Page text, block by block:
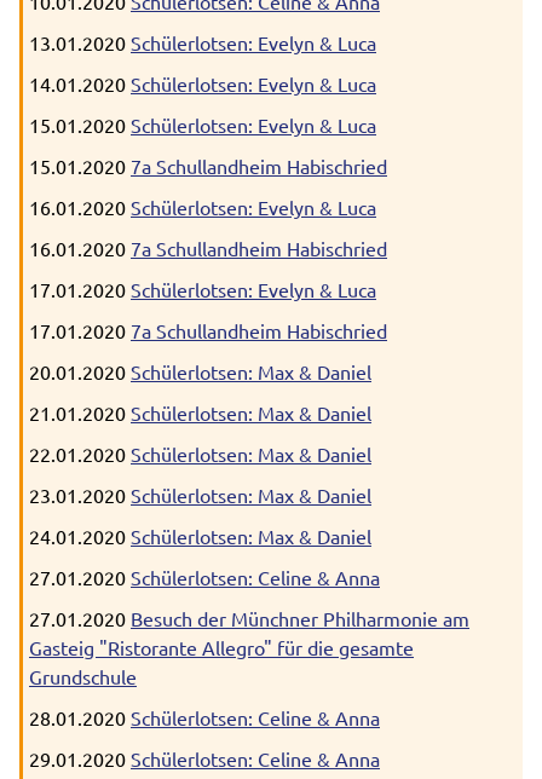
13.01.2020 Schülerlotsen: Evelyn & Luca
14.01.2020 Schülerlotsen: Evelyn & Luca
15.01.2020 Schülerlotsen: Evelyn & Luca
15.01.2020 7a Schullandheim Habischried
16.01.2020 Schülerlotsen: Evelyn & Luca
16.01.2020 7a Schullandheim Habischried
17.01.2020 Schülerlotsen: Evelyn & Luca
17.01.2020 7a Schullandheim Habischried
20.01.2020 Schülerlotsen: Max & Daniel
21.01.2020 Schülerlotsen: Max & Daniel
22.01.2020 Schülerlotsen: Max & Daniel
23.01.2020 Schülerlotsen: Max & Daniel
24.01.2020 Schülerlotsen: Max & Daniel
27.01.2020 Schülerlotsen: Celine & Anna
27.01.2020 Besuch der Münchner Philharmonie am
Gasteig "Ristorante Allegro" für die gesamte
Grundschule
28.01.2020 Schülerlotsen: Celine & Anna
29.01.2020 Schülerlotsen: Celine & Anna